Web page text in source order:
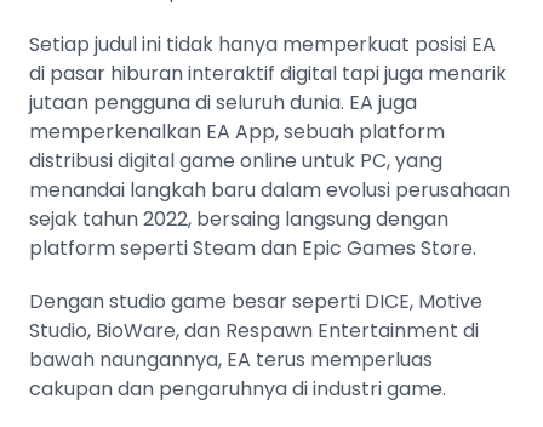
Setiap judul ini tidak hanya memperkuat posisi EA
di pasar hiburan interaktif digital tapi juga menarik
jutaan pengguna di seluruh dunia. EA juga
memperkenalkan EA App, sebuah platform
distribusi digital game online untuk PC, yang
menandai langkah baru dalam evolusi perusahaan
sejak tahun 2022, bersaing langsung dengan
platform seperti Steam dan Epic Games Store.
Dengan studio game besar seperti DICE, Motive
Studio, BioWare, dan Respawn Entertainment di
bawah naungannya, EA terus memperluas
cakupan dan pengaruhnya di industri game​​​​.